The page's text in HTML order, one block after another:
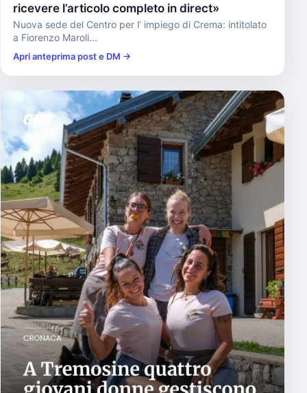
ricevere l’articolo completo in direct»
Nuova sede del Centro per l’ impiego di Crema: intitolato
a Fiorenzo Maroli...
Apri anteprima post e DM →